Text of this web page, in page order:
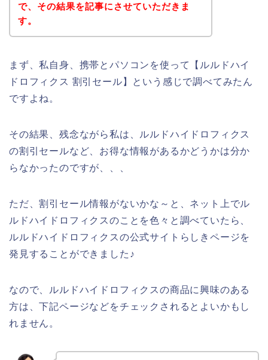
で、その結果を記事にさせていただきま
す。
まず、私自身、携帯とパソコンを使って【ルルドハイ
ドロフィクス 割引セール】という感じで調べてみたん
ですよね。
その結果、残念ながら私は、ルルドハイドロフィクス
の割引セールなど、お得な情報があるかどうかは分か
らなかったのですが、、、
ただ、割引セール情報がないかな～と、ネット上でル
ルドハイドロフィクスのことを色々と調べていたら、
ルルドハイドロフィクスの公式サイトらしきページを
発見することができました♪
なので、ルルドハイドロフィクスの商品に興味のある
方は、下記ページなどをチェックされるとよいかもし
れません。